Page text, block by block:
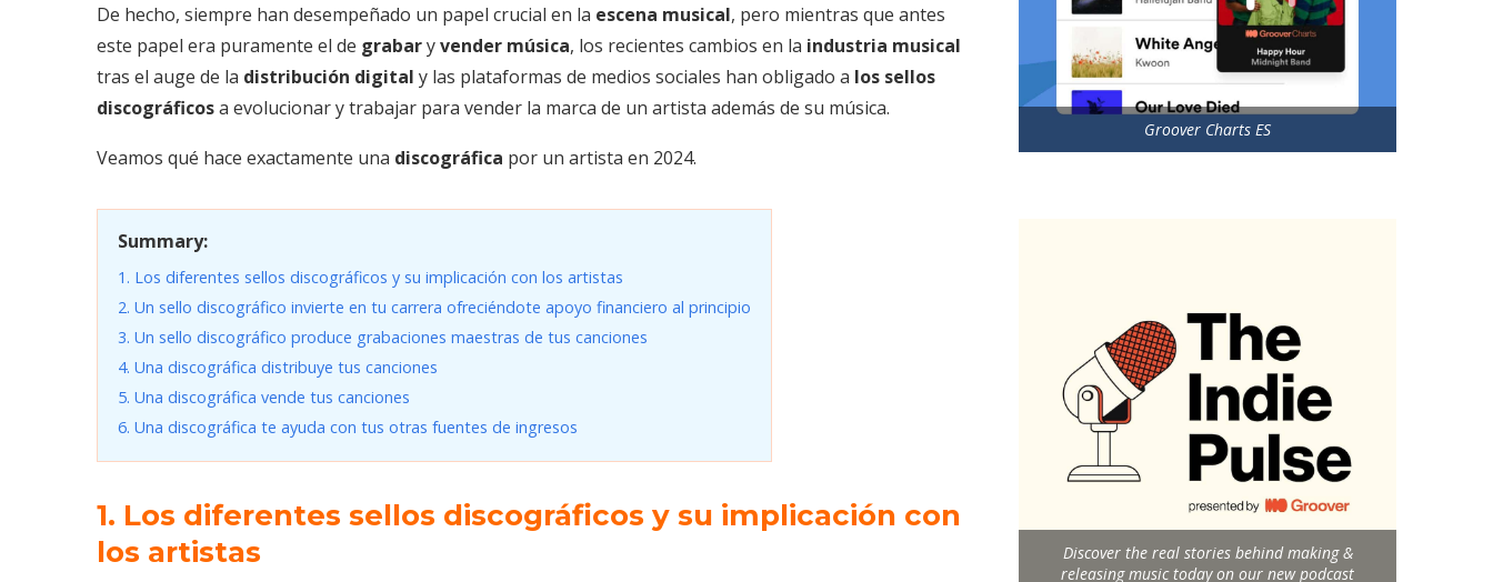
De hecho, siempre han desempeñado un papel crucial en la escena musical, pero mientras que antes
este papel era puramente el de grabaryvender música, los recientes cambios en la industria musical
tras el auge de la distribución digital y las plataformas de medios sociales han obligado a los sellos
discográficosa evolucionar y trabajar para vender la marca de un artista además de su música.
Veamos qué hace exactamente una discográfica por un artista en 2024.
Summary:
1. Los diferentes sellos discográficos y su implicación con los artistas
2. Un sello discográfico invierte en tu carrera ofreciéndote apoyo financiero al principio
3. Un sello discográfico produce grabaciones maestras de tus canciones
4. Una discográfica distribuye tus canciones
5. Una discográfica vende tus canciones
6. Una discográfica te ayuda con tus otras fuentes de ingresos
1. Los diferentes sellos discográficos y su implicación con
los artistas
Groover Charts ES
Discover the real stories behind making &
releasing music today on our new podcast